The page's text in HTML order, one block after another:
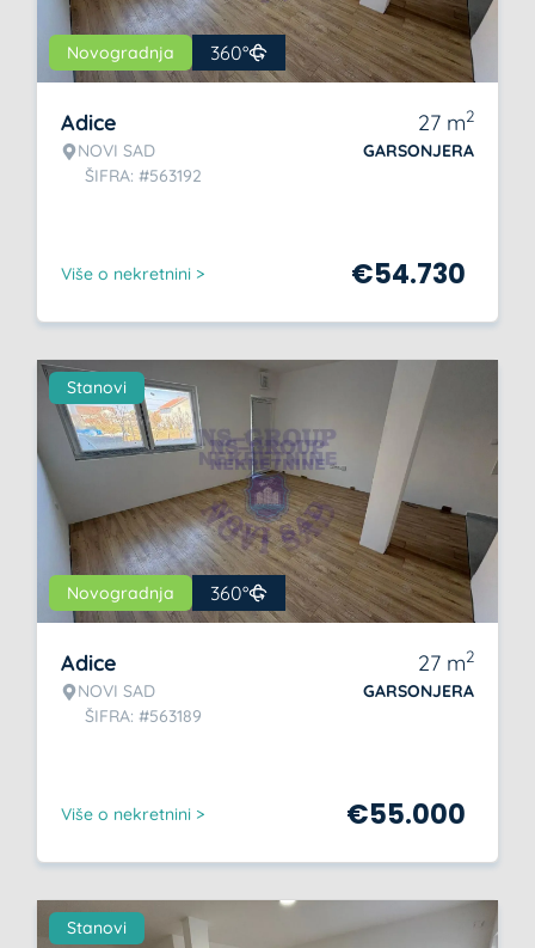
Novogradnja 360°
Adice
NOVI SAD
ŠIFRA: #563192
27 m2
GARSONJERA
Više o nekretnini > €54.730
Stanovi
Novogradnja 360°
Adice
NOVI SAD
ŠIFRA: #563189
27 m2
GARSONJERA
Više o nekretnini > €55.000
Stanovi